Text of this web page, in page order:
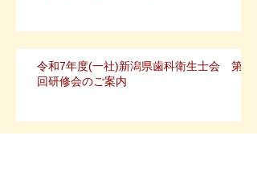
令和7年度(一社)新潟県歯科衛生士会 第3
回研修会のご案内